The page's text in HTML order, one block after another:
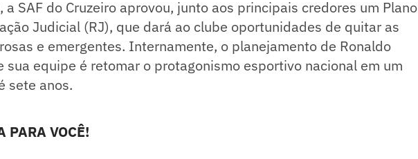
a SAF do Cruzeiro aprovou, junto aos principais credores um Plano
Judicial (RJ), que dará ao clube oportunidades de quitar as
e emergentes. Internamente, o planejamento de Ronaldo
sua equipe é retomar o protagonismo esportivo nacional em um
sete anos.
PARA VOCÊ!